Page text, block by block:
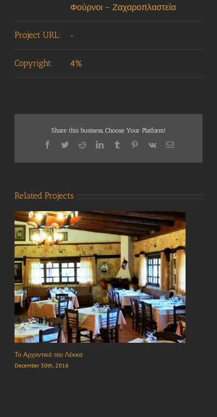
Φούρνοι – Ζαχαροπλαστεία
Project URL: -
Copyright: 4%
Share this business, Choose Your Platform!
Facebook
TwitterRedditLinkedInTumblr Pinterest
Vk Email
Related Projects
Το Αρχοντικό του Λέκκα
December 30th, 2016